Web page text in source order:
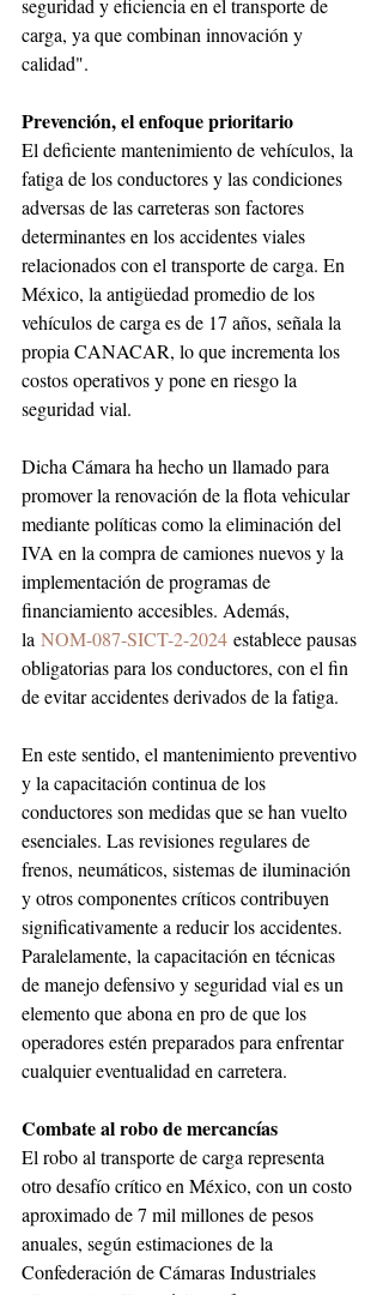
seguridad y eficiencia en el transporte de
carga, ya que combinan innovación y
calidad".
Prevención, el enfoque prioritario
El deficiente mantenimiento de vehículos, la
fatiga de los conductores y las condiciones
adversas de las carreteras son factores
determinantes en los accidentes viales
relacionados con el transporte de carga. En
México, la antigüedad promedio de los
vehículos de carga es de 17 años, señala la
propia CANACAR, lo que incrementa los
costos operativos y pone en riesgo la
seguridad vial.
Dicha Cámara ha hecho un llamado para
promover la renovación de la flota vehicular
mediante políticas como la eliminación del
IVA en la compra de camiones nuevos y la
implementación de programas de
financiamiento accesibles. Además,
la NOM-087-SICT-2-2024 establece pausas
obligatorias para los conductores, con el fin
de evitar accidentes derivados de la fatiga.
En este sentido, el mantenimiento preventivo
y la capacitación continua de los
conductores son medidas que se han vuelto
esenciales. Las revisiones regulares de
frenos, neumáticos, sistemas de iluminación
y otros componentes críticos contribuyen
significativamente a reducir los accidentes.
Paralelamente, la capacitación en técnicas
de manejo defensivo y seguridad vial es un
elemento que abona en pro de que los
operadores estén preparados para enfrentar
cualquier eventualidad en carretera.
Combate al robo de mercancías
El robo al transporte de carga representa
otro desafío crítico en México, con un costo
aproximado de 7 mil millones de pesos
anuales, según estimaciones de la
Confederación de Cámaras Industriales